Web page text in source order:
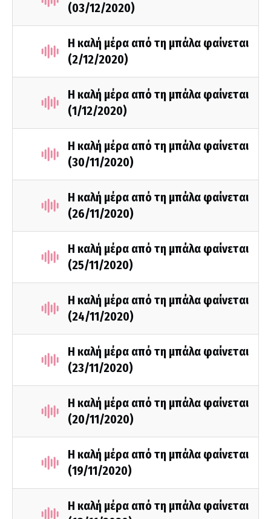
(03/12/2020)
Η καλή μέρα από τη μπάλα φαίνεται
(2/12/2020)
Η καλή μέρα από τη μπάλα φαίνεται
(1/12/2020)
Η καλή μέρα από τη μπάλα φαίνεται
(30/11/2020)
Η καλή μέρα από τη μπάλα φαίνεται
(26/11/2020)
Η καλή μέρα από τη μπάλα φαίνεται
(25/11/2020)
Η καλή μέρα από τη μπάλα φαίνεται
(24/11/2020)
Η καλή μέρα από τη μπάλα φαίνεται
(23/11/2020)
Η καλή μέρα από τη μπάλα φαίνεται
(20/11/2020)
Η καλή μέρα από τη μπάλα φαίνεται
(19/11/2020)
Η καλή μέρα από τη μπάλα φαίνεται